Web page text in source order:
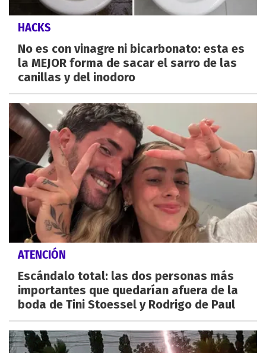
HACKS
No es con vinagre ni bicarbonato: esta es
la MEJOR forma de sacar el sarro de las
canillas y del inodoro
ATENCIÓN
Escándalo total: las dos personas más
importantes que quedarían afuera de la
boda de Tini Stoessel y Rodrigo de Paul